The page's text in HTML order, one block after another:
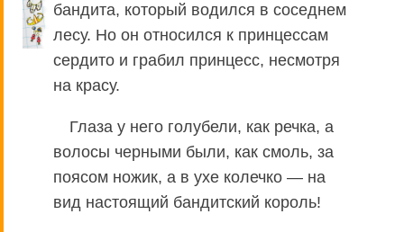
бандита, который водился в соседнем
лесу. Но он относился к принцессам
сердито и грабил принцесс, несмотря
на красу.
Глаза у него голубели, как речка, а
волосы черными были, как смоль, за
поясом ножик, а в ухе колечко — на
вид настоящий бандитский король!